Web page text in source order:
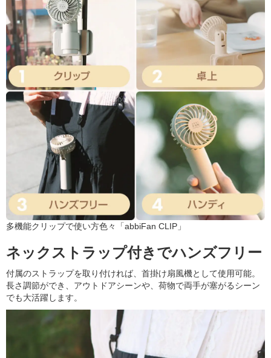
多機能クリップで使い方色々「abbiFan CLIP」
ネックストラップ付きでハンズフリー
付属のストラップを取り付ければ、首掛け扇風機として使用可能。
長さ調節ができ、アウトドアシーンや、荷物で両手が塞がるシーン
でも大活躍します。